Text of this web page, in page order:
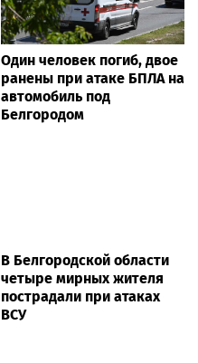
Один человек погиб, двое
ранены при атаке БПЛА на
автомобиль под
Белгородом
В Белгородской области
четыре мирных жителя
пострадали при атаках
ВСУ